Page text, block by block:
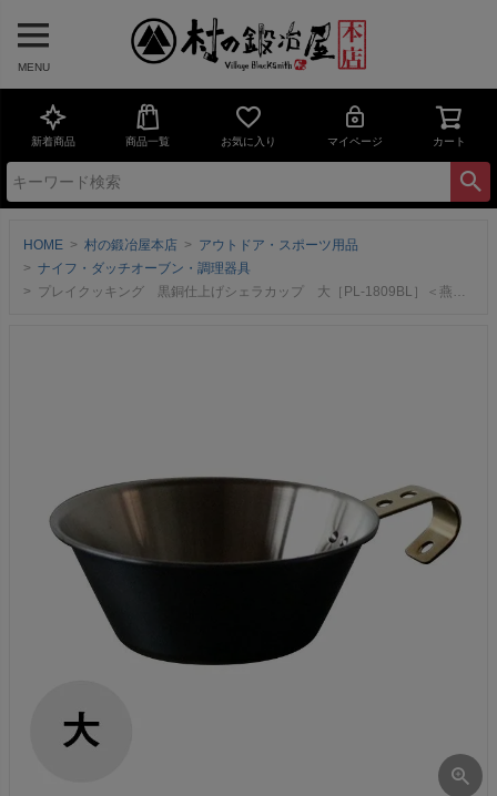
MENU
新着商品 商品一覧 お気に入り マイページ カート
HOME 村の鍛冶屋本店
アウトドア・スポーツ用品
ナイフ・ダッチオーブン・調理器具
プレイクッキング 黒銅仕上げシェラカップ 大［PL-1809BL］＜燕三条製｜新光金属株式会社＞コパドアの銅製シェラシリーズに待望の黒銅仕上げが登場！これひとつで「沸かす、焼く、煮る」が全て可能！【頑張って送料無料！】